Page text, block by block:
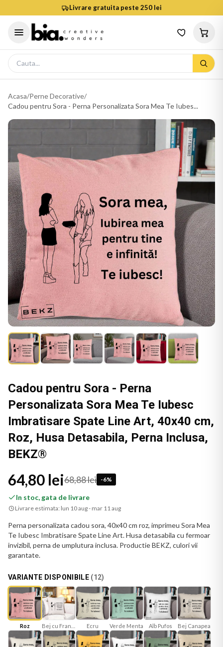
Livrare gratuita peste 250 lei
Acasa/Perne Decorative/
Cadou pentru Sora - Perna Personalizata Sora Mea Te Iubes...
Cadou pentru Sora - Perna
Personalizata Sora Mea Te Iubesc
Imbratisare Spate Line Art, 40x40 cm,
Roz, Husa Detasabila, Perna Inclusa,
BEKZ®
64,80 lei68,88 lei -6%
In stoc, gata de livrare
Livrare estimata: lun 10 aug - mar 11 aug
Perna personalizata cadou sora, 40x40 cm roz, imprimeu Sora Mea
Te Iubesc Imbratisare Spate Line Art. Husa detasabila cu fermoar
invizibil, perna de umplutura inclusa. Productie BEKZ, culori vii
garantate.
VARIANTE DISPONIBILE (12)
Roz Ecru Verde Menta Alb Pufos Bej Canapea